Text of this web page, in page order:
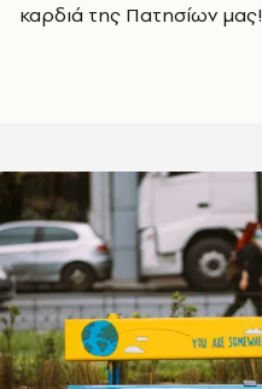
καρδιά της Πατησίων μας!